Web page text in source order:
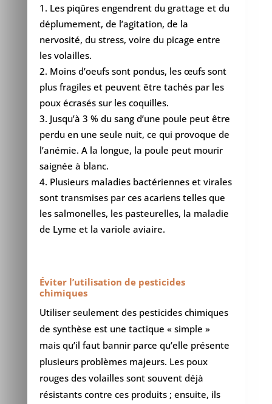
Les piqûres engendrent du grattage et du
déplumement, de l’agitation, de la
nervosité, du stress, voire du picage entre
les volailles.
Moins d’oeufs sont pondus, les œufs sont
plus fragiles et peuvent être tachés par les
poux écrasés sur les coquilles.
Jusqu’à 3 % du sang d’une poule peut être
perdu en une seule nuit, ce qui provoque de
l’anémie. A la longue, la poule peut mourir
saignée à blanc.
Plusieurs maladies bactériennes et virales
sont transmises par ces acariens telles que
les salmonelles, les pasteurelles, la maladie
de Lyme et la variole aviaire.
Éviter l’utilisation de pesticides
chimiques
Utiliser seulement des pesticides chimiques
de synthèse est une tactique « simple »
mais qu’il faut bannir parce qu’elle présente
plusieurs problèmes majeurs. Les poux
rouges des volailles sont souvent déjà
résistants contre ces produits ; ensuite, ils